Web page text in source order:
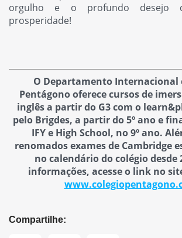
orgulho e o profundo desejo
prosperidade!
O Departamento Internacional
Pentágono oferece cursos de
inglês a partir do G3 com o
pelo Brigdes, a partir do 5º ano e
IFY e High School, no 9º ano.
renomados exames de Cambridge
no calendário do colégio desde
informações, acesse o link no
Compartilhe: